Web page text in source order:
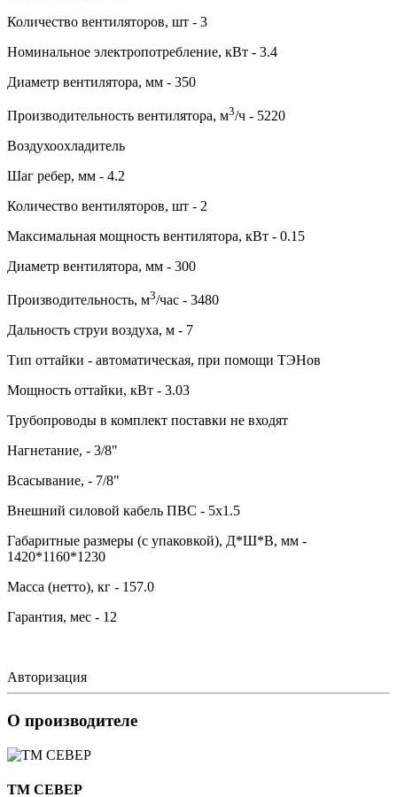
Количество вентиляторов, шт - 3
Номинальное электропотребление, кВт - 3.4
Диаметр вентилятора, мм - 350
Производительность вентилятора, м3/ч - 5220
Воздухоохладитель
Шаг ребер, мм - 4.2
Количество вентиляторов, шт - 2
Максимальная мощность вентилятора, кВт - 0.15
Диаметр вентилятора, мм - 300
Производительность, м3/час - 3480
Дальность струи воздуха, м - 7
Тип оттайки - автоматическая, при помощи ТЭНов
Мощность оттайки, кВт - 3.03
Трубопроводы в комплект поставки не входят
Нагнетание, - 3/8"
Всасывание, - 7/8"
Внешний силовой кабель ПВС - 5х1.5
Габаритные размеры (с упаковкой), Д*Ш*В, мм -
1420*1160*1230
Масса (нетто), кг - 157.0
Гарантия, мес - 12
Авторизация
О производителе
ТМ СЕВЕР